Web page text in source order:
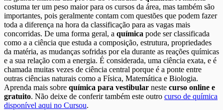
costuma ter um peso maior para os cursos da área, mas também são
importantes, pois geralmente contam com questões que podem fazer
toda a diferença na hora da classificação para as vagas mais
concorridas. De uma forma geral, a química pode ser classificada
como a a ciência que estuda a composição, estrutura, propriedades
da matéria, as mudanças sofridas por ela durante as reações químicas
e a sua relação com a energia. É considerada, uma ciência exata, e é
chamada muitas vezes de ciência central porque é a ponte entre
outras ciências naturais como a Física, Matemática e Biologia.
Aprenda mais sobre química para vestibular neste curso online e
gratuito. Não deixe de conferir também este outro curso de química
disponível aqui no Cursou.